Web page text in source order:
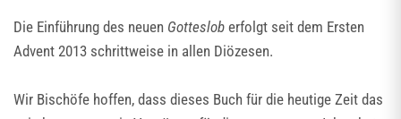
Die Einführung des neuen Gotteslob erfolgt seit dem Ersten
Advent 2013 schrittweise in allen Diözesen.
Wir Bischöfe hoffen, dass dieses Buch für die heutige Zeit das